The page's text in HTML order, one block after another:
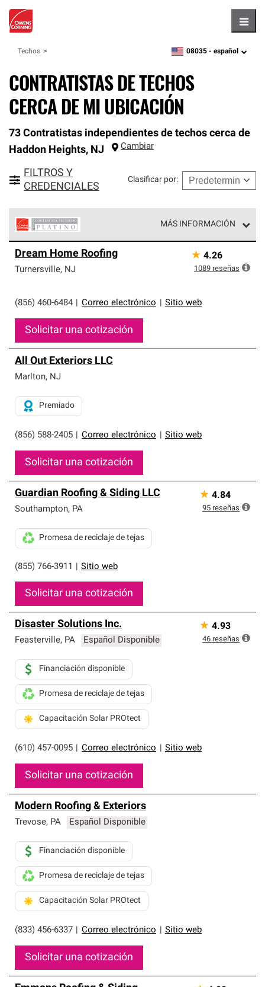
Techos zipcode,language
08035 - español
CONTRATISTAS DE TECHOS
CERCA DE MI UBICACIÓN
73 Contratistas independientes de techos cerca de
Haddon Heights, NJ Cambiar
FILTROS Y
CREDENCIALES
Clasificar por:
MÁS INFORMACIÓN
Corning constituyen el nivel superior de nuestra red
exclusiva y cumplen con estándares estrictos de
sistemas de techos.
Dream Home Roofing
Turnersville, NJ
(856) 460-6484 Correo electrónico Sitio web
Solicitar una cotización
★ 4.26
1089 reseñas
All Out Exteriors LLC
Marlton, NJ
(856) 588-2405 Correo electrónico Sitio web
Premiado
Solicitar una cotización
Guardian Roofing & Siding LLC
Southampton, PA
(855) 766-3911 Sitio web
Promesa de reciclaje de tejas
Solicitar una cotización
★ 4.84
95 reseñas
Disaster Solutions Inc.
Feasterville, PA Español Disponible
(610) 457-0095 Correo electrónico Sitio web
Financiación disponible
Promesa de reciclaje de tejas
Capacitación Solar PROtect
Solicitar una cotización
★ 4.93
46 reseñas
Modern Roofing & Exteriors
Trevose, PA Español Disponible
(833) 456-6337 Correo electrónico Sitio web
Financiación disponible
Promesa de reciclaje de tejas
Capacitación Solar PROtect
Solicitar una cotización